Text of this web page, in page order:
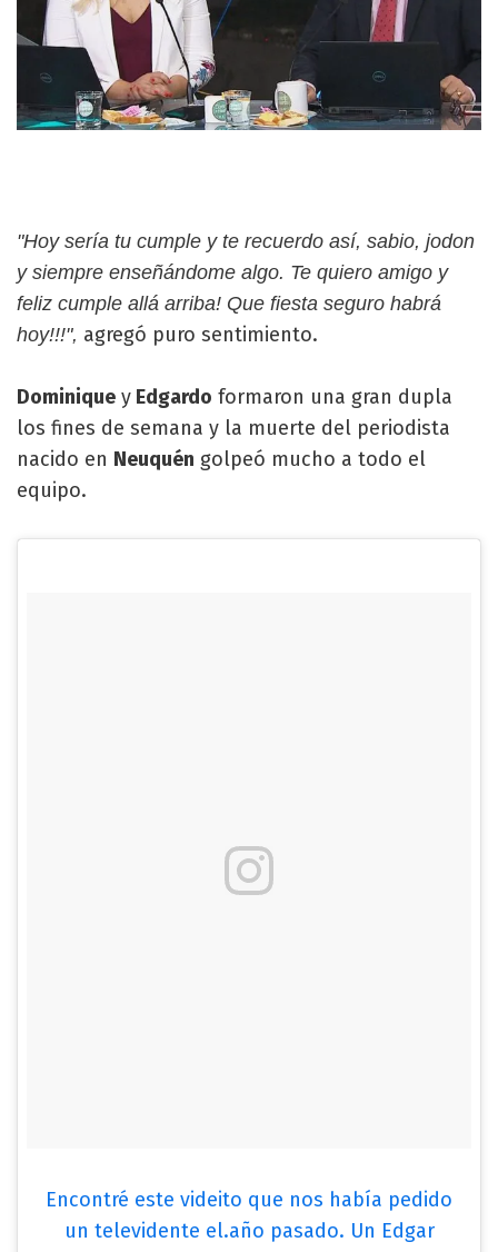
"Hoy sería tu cumple y te recuerdo así, sabio, jodon
y siempre enseñándome algo. Te quiero amigo y
feliz cumple allá arriba! Que fiesta seguro habrá
hoy!!!", agregó puro sentimiento.
Dominique y Edgardo formaron una gran dupla
los fines de semana y la muerte del periodista
nacido en Neuquén golpeó mucho a todo el
equipo.
Encontré este videito que nos había pedido
un televidente el.año pasado. Un Edgar